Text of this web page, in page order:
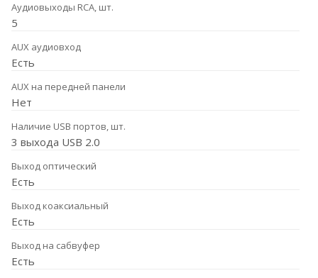
Аудиовыходы RCA, шт.
5
AUX аудиовход
Есть
AUX на передней панели
Нет
Наличие USB портов, шт.
3 выхода USB 2.0
Выход оптический
Есть
Выход коаксиальный
Есть
Выход на сабвуфер
Есть